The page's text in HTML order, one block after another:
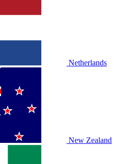
Netherlands
New Zealand